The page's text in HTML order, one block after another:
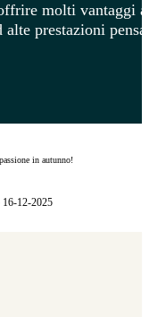
molti vantaggi
prestazioni
in autunno!
12-2025